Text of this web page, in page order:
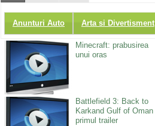
Anunturi Auto Arta si Divertisment
Minecraft: prabusirea
unui oras
Battlefield 3: Back to
Karkand Gulf of Oman
primul trailer